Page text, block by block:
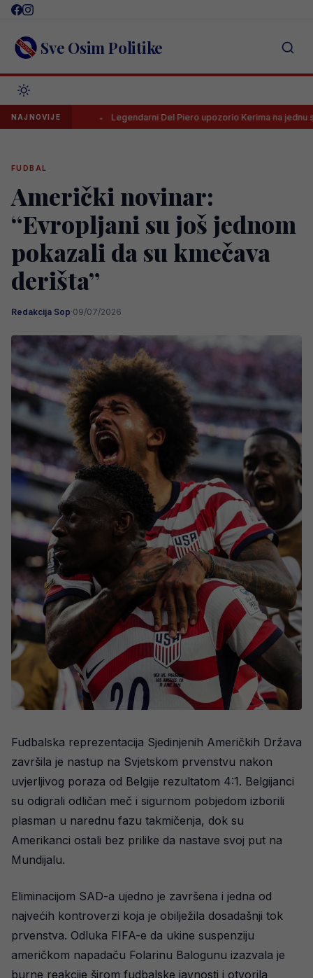
Skip
content Sve Osim Politike
NAJNOVIJE
a Legendarni Del Piero upozorio Kerima na jednu stvar
FUDBAL
Američki novinar:
“Evropljani su još jednom
pokazali da su kmečava
derišta”
Redakcija Sop·09/07/2026
Fudbalska reprezentacija Sjedinjenih Američkih Država
završila je nastup na Svjetskom prvenstvu nakon
uvjerljivog poraza od Belgije rezultatom 4:1. Belgijanci
su odigrali odličan meč i sigurnom pobjedom izborili
plasman u narednu fazu takmičenja, dok su
Amerikanci ostali bez prilike da nastave svoj put na
Mundijalu.
Eliminacijom SAD-a ujedno je završena i jedna od
najvećih kontroverzi koja je obilježila dosadašnji tok
prvenstva. Odluka FIFA-e da ukine suspenziju
američkom napadaču Folarinu Balogunu izazvala je
burne reakcije širom fudbalske javnosti i otvorila